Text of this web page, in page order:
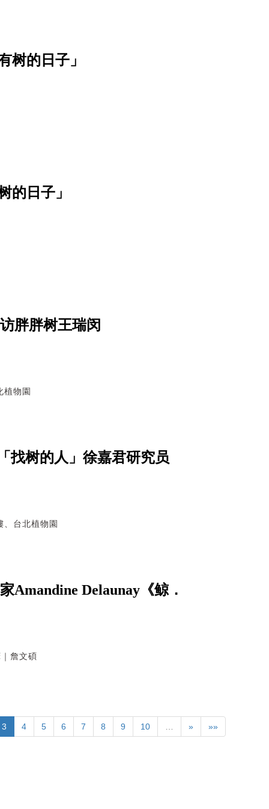
树的日子」
的日子」
胖胖树王瑞闵
植物園
找树的人」徐嘉君研究员
、台北植物園
Amandine Delaunay《鲸．
詹文碩
3 4 5 6 7 8 9 10 … » »»